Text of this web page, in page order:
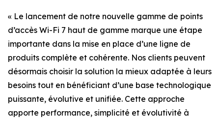
« Le lancement de notre nouvelle gamme de points
d’accès Wi-Fi 7 haut de gamme marque une étape
importante dans la mise en place d’une ligne de
produits complète et cohérente. Nos clients peuvent
désormais choisir la solution la mieux adaptée à leurs
besoins tout en bénéficiant d’une base technologique
puissante, évolutive et unifiée. Cette approche
apporte performance, simplicité et évolutivité à